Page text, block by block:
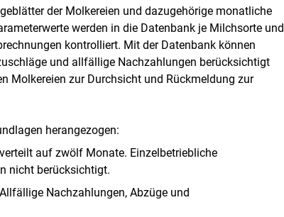
der Molkereien und dazugehörige monatliche
werden in die Datenbank je Milchsorte und
kontrolliert. Mit der Datenbank können
und allfällige Nachzahlungen berücksichtigt
Molkereien zur Durchsicht und Rückmeldung zur
herangezogen:
auf zwölf Monate. Einzelbetriebliche
nicht berücksichtigt.
Nachzahlungen, Abzüge und